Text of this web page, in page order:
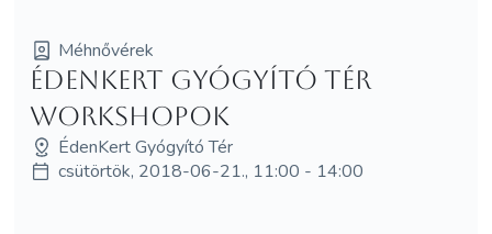
Méhnővérek
ÉdenKert Gyógyító Tér
workshopok
ÉdenKert Gyógyító Tér
csütörtök, 2018-06-21., 11:00 - 14:00